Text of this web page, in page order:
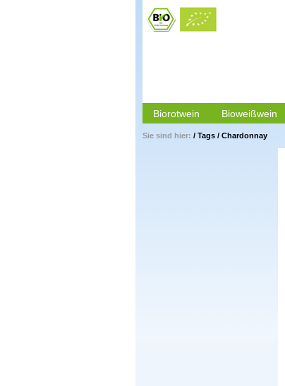
Biorotwein Bioweißwein
Sie sind hier: / Tags / Chardonnay